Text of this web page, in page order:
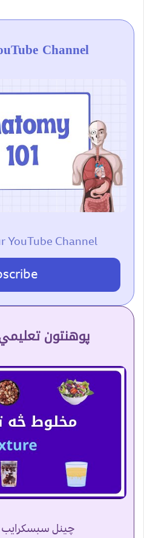
Channel
YouTube Channel
پوهنتون
چینل